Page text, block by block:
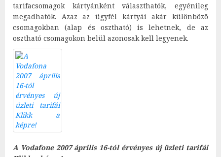
tarifacsomagok kártyánként választhatók, egyénileg
megadhatók. Azaz az ügyfél kártyái akár különbözõ
csomagokban (alap és osztható) is lehetnek, de az
osztható csomagokon belül azonosak kell legyenek.
A Vodafone 2007 április 16-tól érvényes új üzleti tarifái